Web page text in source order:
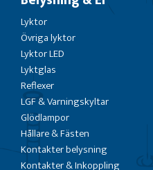
Lyktor
Övriga lyktor
Lyktor LED
Lyktglas
Reflexer
LGF & Varningskyltar
Glödlampor
Hållare & Fästen
Kontakter belysning
Kontakter & Inkoppling